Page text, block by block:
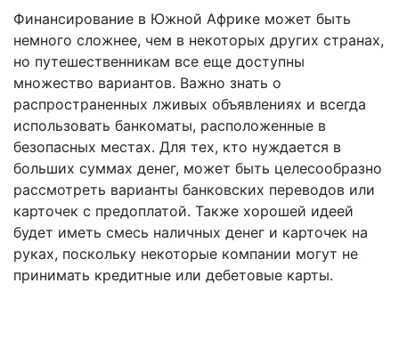
Финансирование в Южной Африке может быть
немного сложнее, чем в некоторых других странах,
но путешественникам все еще доступны
множество вариантов. Важно знать о
распространенных лживых объявлениях и всегда
использовать банкоматы, расположенные в
безопасных местах. Для тех, кто нуждается в
больших суммах денег, может быть целесообразно
рассмотреть варианты банковских переводов или
карточек с предоплатой. Также хорошей идеей
будет иметь смесь наличных денег и карточек на
руках, поскольку некоторые компании могут не
принимать кредитные или дебетовые карты.